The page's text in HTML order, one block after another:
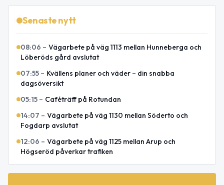
Senaste nytt
08:06 – Vägarbete på väg 1113 mellan Hunneberga och
Löberöds gård avslutat
07:55 – Kvällens planer och väder – din snabba
dagsöversikt
05:15 – Caféträff på Rotundan
14:07 – Vägarbete på väg 1130 mellan Söderto och
Fogdarp avslutat
12:06 – Vägarbete på väg 1125 mellan Arup och
Högseröd påverkar trafiken